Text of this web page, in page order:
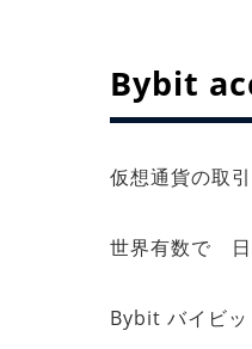
Bybit
仮想通貨の取
世界有数で 日
Bybit バイビ